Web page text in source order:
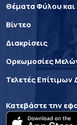
Θέματα Φύλου και
Βίντεο
Διακρίσεις
Ορκωμοσίες
Τελετές
Κατεβάστε την